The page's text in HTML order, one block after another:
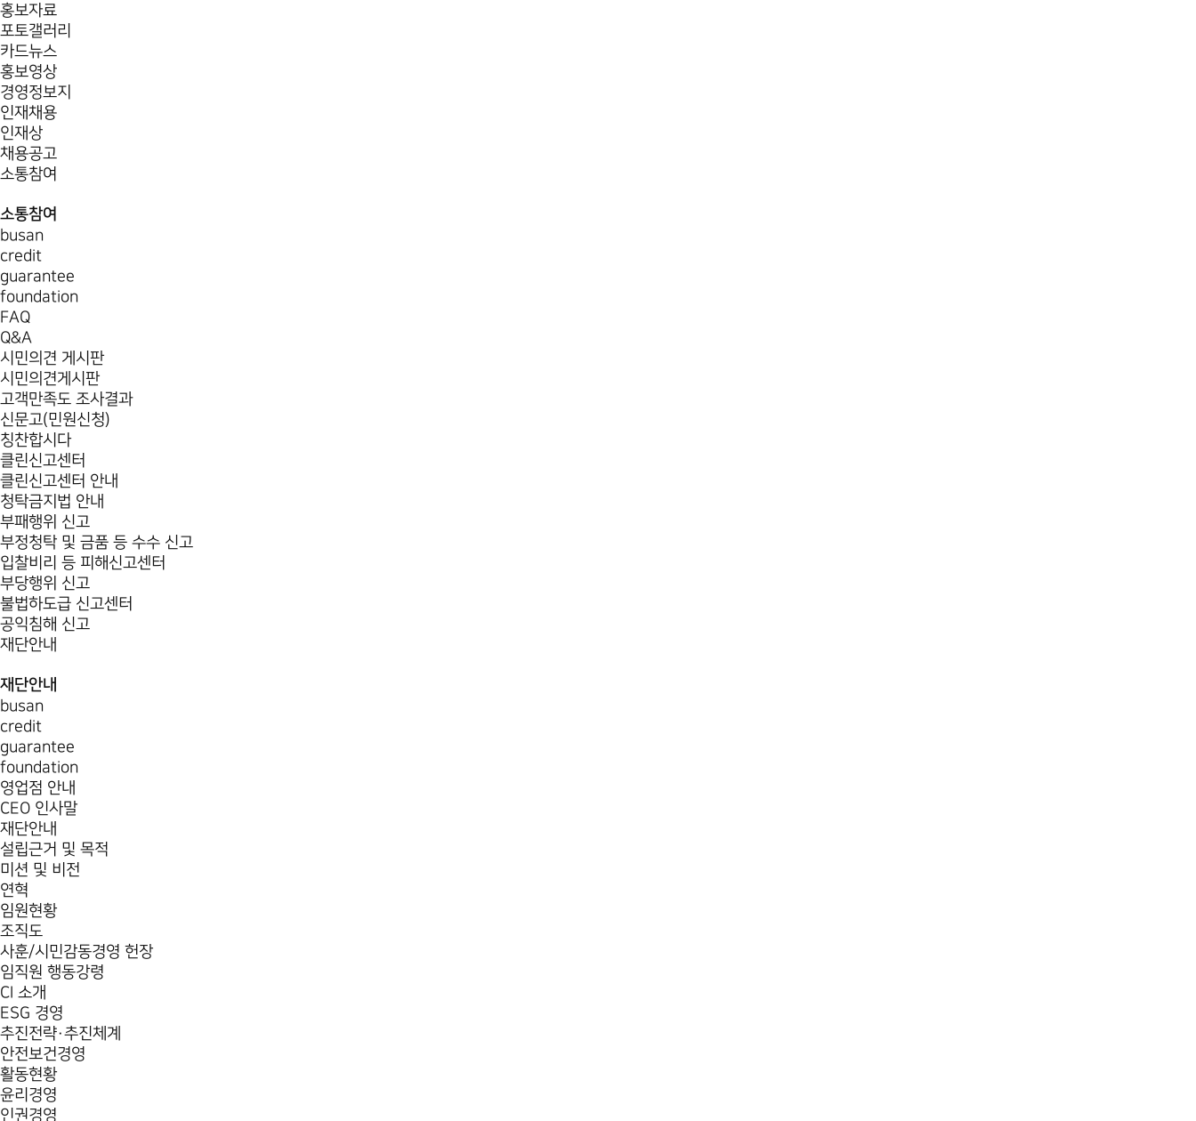
홍보자료
포토갤러리
카드뉴스
홍보영상
경영정보지
인재채용
인재상
채용공고
소통참여
소통참여
busan
credit
guarantee
foundation
FAQ
Q&A
시민의견 게시판
시민의견게시판
고객만족도 조사결과
신문고(민원신청)
칭찬합시다
클린신고센터
클린신고센터 안내
청탁금지법 안내
부패행위 신고
부정청탁 및 금품 등 수수 신고
입찰비리 등 피해신고센터
부당행위 신고
불법하도급 신고센터
공익침해 신고
재단안내
재단안내
busan
credit
guarantee
foundation
영업점 안내
CEO 인사말
재단안내
설립근거 및 목적
미션 및 비전
연혁
임원현황
조직도
사훈/시민감동경영 헌장
임직원 행동강령
CI 소개
ESG 경영
추진전략·추진체계
안전보건경영
활동현황
윤리경영
인권경영